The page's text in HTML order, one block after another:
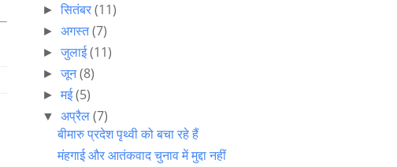
►सितंबर(11)
► अगस्त(7)
►जुलाई(11)
►जून(8)
►मई(5)
▼ अप्रैल(7)
बीमारु प्रदेश पृथ्वी को बचा रहे हैं
मंहगाई और आतंकवाद चुनाव में मुद्दा नहीं